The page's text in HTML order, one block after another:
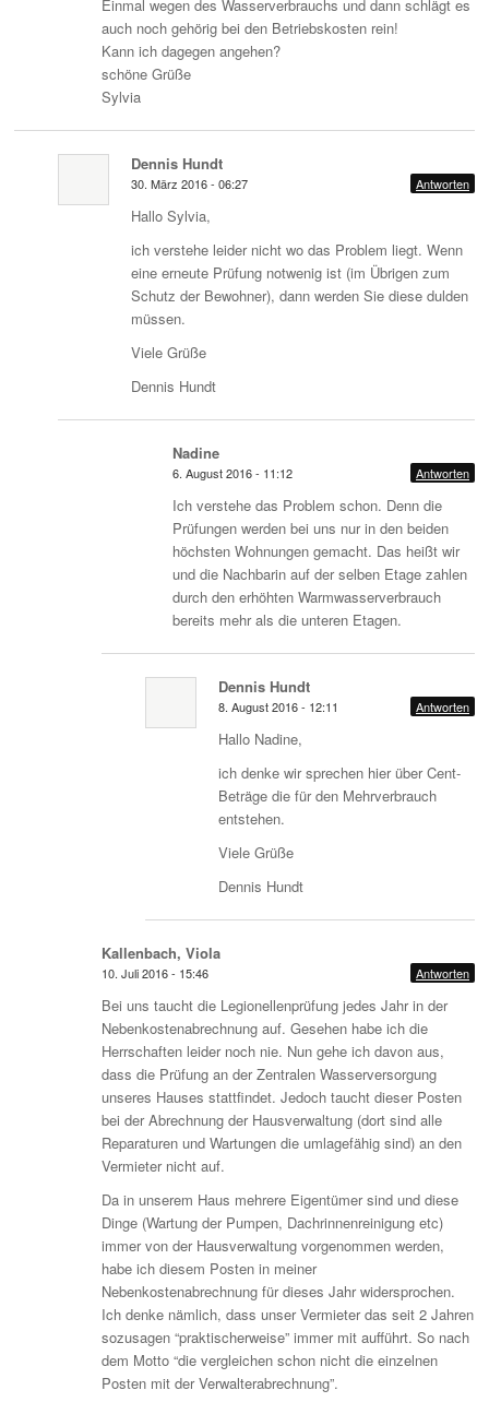
Einmal wegen des Wasserverbrauchs und dann schlägt es
auch noch gehörig bei den Betriebskosten rein!
Kann ich dagegen angehen?
schöne Grüße
Sylvia
Dennis Hundt
30. März 2016 - 06:27 Antworten
Hallo Sylvia,
ich verstehe leider nicht wo das Problem liegt. Wenn
eine erneute Prüfung notwenig ist (im Übrigen zum
Schutz der Bewohner), dann werden Sie diese dulden
müssen.
Viele Grüße
Dennis Hundt
Nadine
6. August 2016 - 11:12 Antworten
Ich verstehe das Problem schon. Denn die
Prüfungen werden bei uns nur in den beiden
höchsten Wohnungen gemacht. Das heißt wir
und die Nachbarin auf der selben Etage zahlen
durch den erhöhten Warmwasserverbrauch
bereits mehr als die unteren Etagen.
Dennis Hundt
8. August 2016 - 12:11 Antworten
Hallo Nadine,
ich denke wir sprechen hier über Cent-
Beträge die für den Mehrverbrauch
entstehen.
Viele Grüße
Dennis Hundt
Kallenbach, Viola
10. Juli 2016 - 15:46 Antworten
Bei uns taucht die Legionellenprüfung jedes Jahr in der
Nebenkostenabrechnung auf. Gesehen habe ich die
Herrschaften leider noch nie. Nun gehe ich davon aus,
dass die Prüfung an der Zentralen Wasserversorgung
unseres Hauses stattfindet. Jedoch taucht dieser Posten
bei der Abrechnung der Hausverwaltung (dort sind alle
Reparaturen und Wartungen die umlagefähig sind) an den
Vermieter nicht auf.
Da in unserem Haus mehrere Eigentümer sind und diese
Dinge (Wartung der Pumpen, Dachrinnenreinigung etc)
immer von der Hausverwaltung vorgenommen werden,
habe ich diesem Posten in meiner
Nebenkostenabrechnung für dieses Jahr widersprochen.
Ich denke nämlich, dass unser Vermieter das seit 2 Jahren
sozusagen “praktischerweise” immer mit aufführt. So nach
dem Motto “die vergleichen schon nicht die einzelnen
Posten mit der Verwalterabrechnung”.